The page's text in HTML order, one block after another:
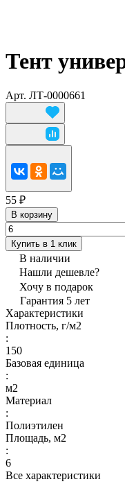
Тент
Арт. ЛТ-0000661
55 ₽
В корзину
Купить в 1 клик
В наличии
Нашли дешевле?
Хочу в подарок
Гарантия 5 лет
Характеристики
Плотность, г/м2
:
150
Базовая единица
:
м2
Материал
:
Полиэтилен
Площадь, м2
:
6
Все характеристики